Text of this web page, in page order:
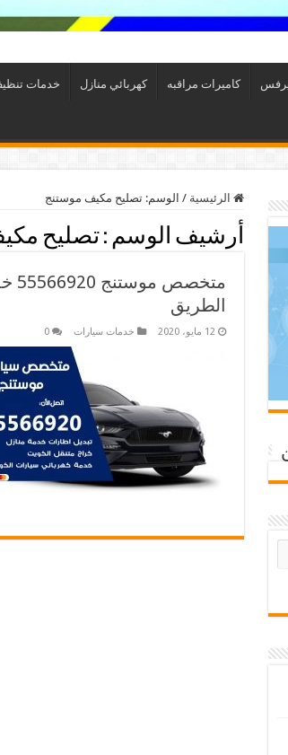
كاميرات مراقبه كهربائي منازل خدمات
الرئيسية / الوسم:تصليح مكيف موستنج
أرشيف الوسم :تصليح
الطريق
12 مايو، 2020 خدمات سيارات 0